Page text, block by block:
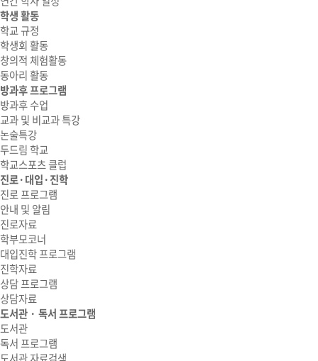
학생 활동
학교 규정
학생회 활동
창의적 체험활동
동아리 활동
방과후 프로그램
방과후 수업
교과 및 비교과 특강
논술특강
두드림 학교
학교스포츠 클럽
진로·대입·진학
진로 프로그램
안내 및 알림
진로자료
학부모코너
대입진학 프로그램
진학자료
상담 프로그램
상담자료
도서관 · 독서 프로그램
도서관
독서 프로그램